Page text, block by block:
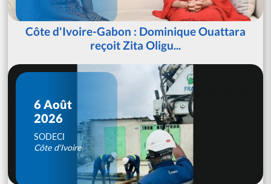
Côte d'Ivoire-Gabon : Dominique Ouattara
reçoit Zita Oligu...
6 Août
2026
SODECI
Côte d'Ivoire